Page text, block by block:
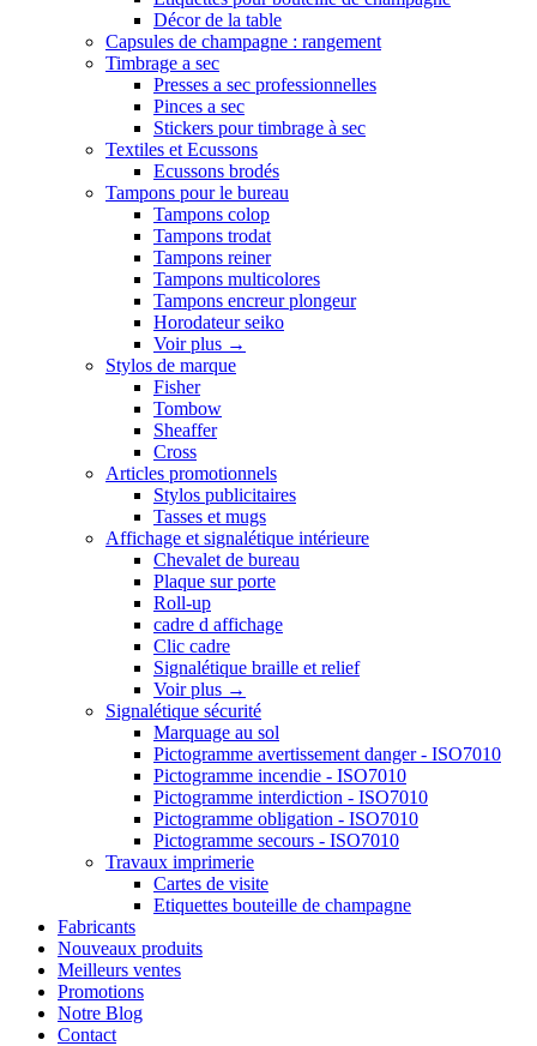
Décor de la table
Capsules de champagne : rangement
Timbrage a sec
Presses a sec professionnelles
Pinces a sec
Stickers pour timbrage à sec
Textiles et Ecussons
Ecussons brodés
Tampons pour le bureau
Tampons colop
Tampons trodat
Tampons reiner
Tampons multicolores
Tampons encreur plongeur
Horodateur seiko
Voir plus →
Stylos de marque
Fisher
Tombow
Sheaffer
Cross
Articles promotionnels
Stylos publicitaires
Tasses et mugs
Affichage et signalétique intérieure
Chevalet de bureau
Plaque sur porte
Roll-up
cadre d affichage
Clic cadre
Signalétique braille et relief
Voir plus →
Signalétique sécurité
Marquage au sol
Pictogramme avertissement danger - ISO7010
Pictogramme incendie - ISO7010
Pictogramme interdiction - ISO7010
Pictogramme obligation - ISO7010
Pictogramme secours - ISO7010
Travaux imprimerie
Cartes de visite
Etiquettes bouteille de champagne
Fabricants
Nouveaux produits
Meilleurs ventes
Promotions
Notre Blog
Contact